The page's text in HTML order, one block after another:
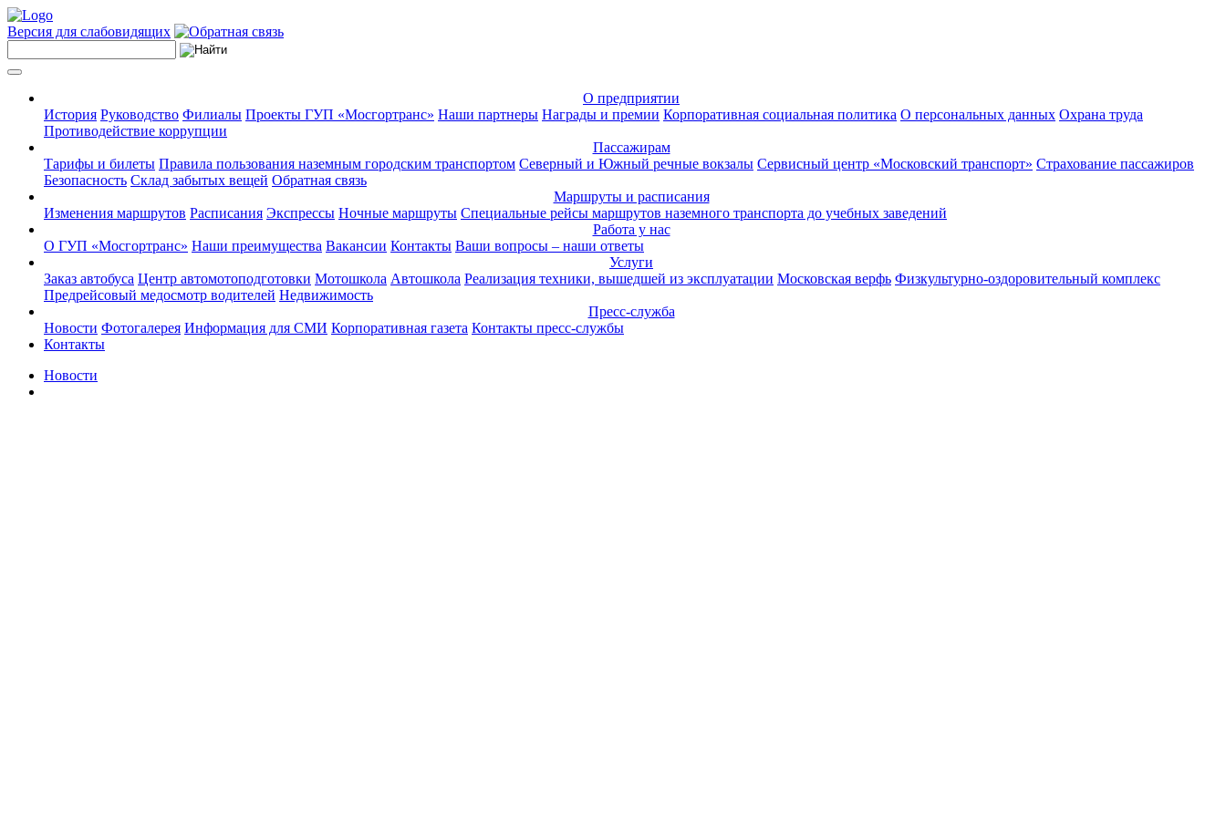
Версия для слабовидящих
О предприятии
История Руководство Филиалы Проекты ГУП «Мосгортранс» Наши партнеры Награды и премии Корпоративная социальная политика О персональных данных Охрана труда
Противодействие коррупции
Пассажирам
Тарифы и билеты Правила пользования наземным городским транспортом Северный и Южный речные вокзалы Сервисный центр «Московский транспорт» Страхование пассажиров
Безопасность Склад забытых вещей Обратная связь
Маршруты и расписания
Изменения маршрутов Расписания Экспрессы Ночные маршруты Специальные рейсы маршрутов наземного транспорта до учебных заведений
Работа у нас
О ГУП «Мосгортранс» Наши преимущества Вакансии Контакты Ваши вопросы – наши ответы
Услуги
Заказ автобуса Центр автомотоподготовки Мотошкола Автошкола Реализация техники, вышедшей из эксплуатации Московская верфь Физкультурно-оздоровительный комплекс
Предрейсовый медосмотр водителей Недвижимость
Пресс-служба
Новости Фотогалерея Информация для СМИ Корпоративная газета Контакты пресс-службы
Контакты
Новости